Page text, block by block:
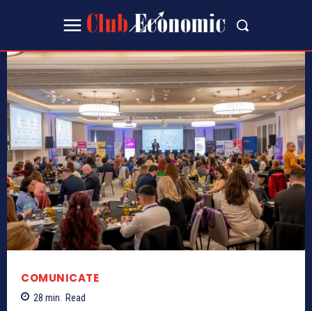
COMUNICATE
28 min. Read